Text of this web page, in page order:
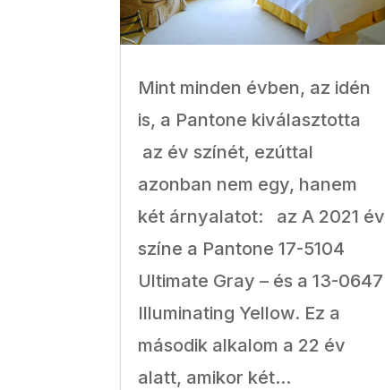
Mint minden évben, az idén
is, a Pantone kiválasztotta
az év színét, ezúttal
azonban nem egy, hanem
két árnyalatot: az A 2021 év
színe a Pantone 17-5104
Ultimate Gray – és a 13-0647
Illuminating Yellow. Ez a
második alkalom a 22 év
alatt, amikor két...